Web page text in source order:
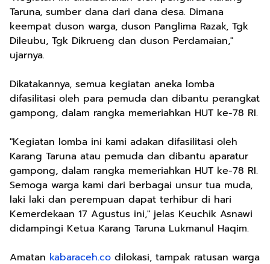
Taruna, sumber dana dari dana desa. Dimana
keempat duson warga, duson Panglima Razak, Tgk
Dileubu, Tgk Dikrueng dan duson Perdamaian,"
ujarnya.
Dikatakannya, semua kegiatan aneka lomba
difasilitasi oleh para pemuda dan dibantu perangkat
gampong, dalam rangka memeriahkan HUT ke-78 RI.
"Kegiatan lomba ini kami adakan difasilitasi oleh
Karang Taruna atau pemuda dan dibantu aparatur
gampong, dalam rangka memeriahkan HUT ke-78 RI.
Semoga warga kami dari berbagai unsur tua muda,
laki laki dan perempuan dapat terhibur di hari
Kemerdekaan 17 Agustus ini," jelas Keuchik Asnawi
didampingi Ketua Karang Taruna Lukmanul Haqim.
Amatan kabaraceh.co dilokasi, tampak ratusan warga